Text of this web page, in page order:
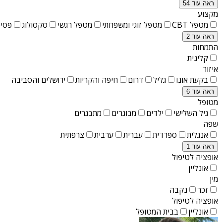
ראה עוד 54
מקצוע
מטפל CBT
מטפל זוגי ומשפחתי מטפל רגשי סקסולוג
ראה עוד 2
התמחות
קלינית
איזור
בקעת אונו
גליל דרום חיפה והקריות ירושלים והסביבה
ראה עוד 6
מטופל
גיל השלישי
ילדים מבוגרים
מתבגרים
שפה
אנגלית
ספרדית עברית ערבית צרפתית
ראה עוד 1
אופציה לטיפול
אונליין
מין
זכר
נקבה
אופציה לטיפול
אונליין
בבית המטופל